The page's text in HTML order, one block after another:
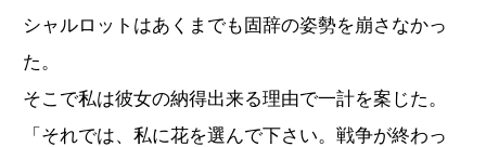
シャルロットはあくまでも固辞の姿勢を崩さなかっ
た。
そこで私は彼女の納得出来る理由で一計を案じた。
「それでは、私に花を選んで下さい。戦争が終わっ